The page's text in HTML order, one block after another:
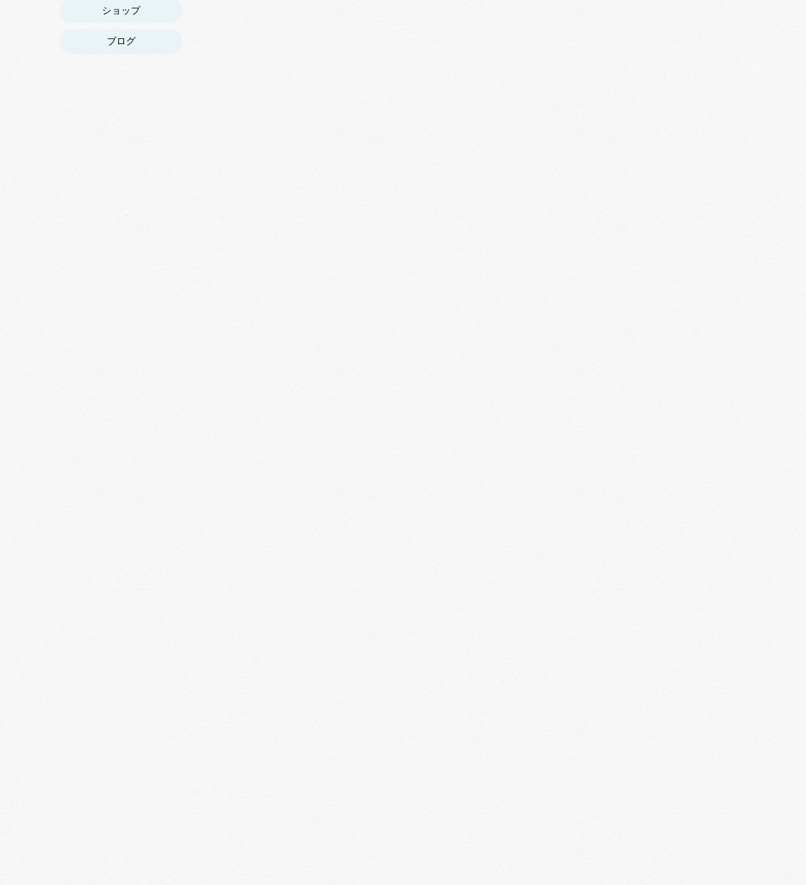
ショップ
ブログ